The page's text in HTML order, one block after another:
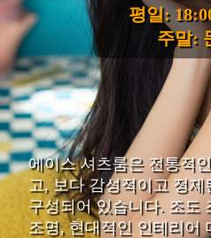
평일:
주말:
에이스 셔츠룸은 전통적
고, 보다 감성적이고 정
구성되어 있습니다. 조도
조명, 현대적인 인테리어